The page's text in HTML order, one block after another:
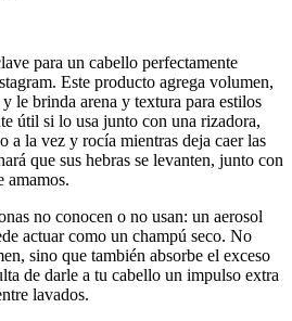
para un cabello perfectamente
Este producto agrega volumen,
le brinda arena y textura para estilos
útil si lo usa junto con una rizadora,
a la vez y rocía mientras deja caer las
que sus hebras se levanten, junto con
amamos.
no conocen o no usan: un aerosol
actuar como un champú seco. No
sino que también absorbe el exceso
de darle a tu cabello un impulso extra
lavados.